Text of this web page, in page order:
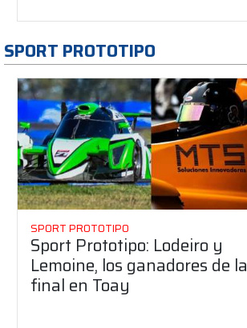
SPORT PROTOTIPO
SPORT PROTOTIPO
Sport Prototipo: Lodeiro y
Lemoine, los ganadores de la
final en Toay